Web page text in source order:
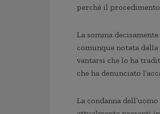
perché il
La somma
comunque notata dalla
vantarsi che lo ha
che ha denunciato
La condanna